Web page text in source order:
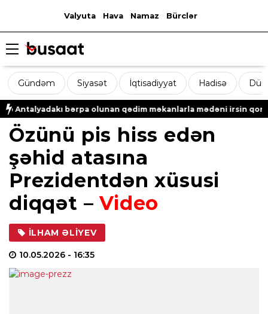
Valyuta Hava Namaz Bürclər
Gündəm Siyasət İqtisadiyyat Hadisə
bərpa olunan qədim məkanlarla mədəni irsin
Özünü pis hiss edən
şəhid atasına
Prezidentdən xüsusi
diqqət –Video
İLHAM ƏLIYEV
10.05.2026 - 16:35